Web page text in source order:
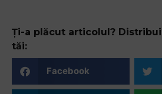
Ți-a plăcut articolul?
tăi:
Facebook